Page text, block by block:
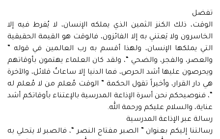
تفضل
الوقت، ذلك الكنز الثمين الذي يملكه الإنسان، لا يُفرط فيه إلا
الخاسرون ولا يَعتني به إلا الفائزون، فالوقت هو القيمة الحقيقية
التي يملكها الإنسان، ولهذا أقسم به رب العالمين في قوله ”
والعصر، والفجر، والضحي “، ولقد كان العلماء يهتمون بأوقاتهم
ويحرصون عليها أشد الحرص، فما الدنيا إلا ساعاتٌ قلائل، والآخرة
هي دار القرار، وأخيراً تقول الحكمة ” الوقت مُعلم من لا مُعلم له
“، فنوصيحكم نحن أسرة الإذاعة المدرسية بالإعتناء بأوقاتكم أشد
عناية، والسلام عليكم ورحمة الله.
رسالة عبر الإذاعة المدرسية
رسالتنا إليكم بعنوان ” الصبر مفتاح النصر “، فالصبر لا يتحلي به